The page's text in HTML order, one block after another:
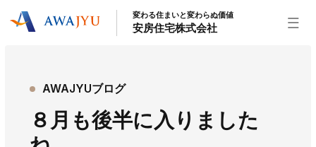
リフォーム事業 外装事業
新築住宅事業
変わる住まいと変わらぬ価値
安房住宅株式会社
AWAJYUブログ
８月も後半に入りました